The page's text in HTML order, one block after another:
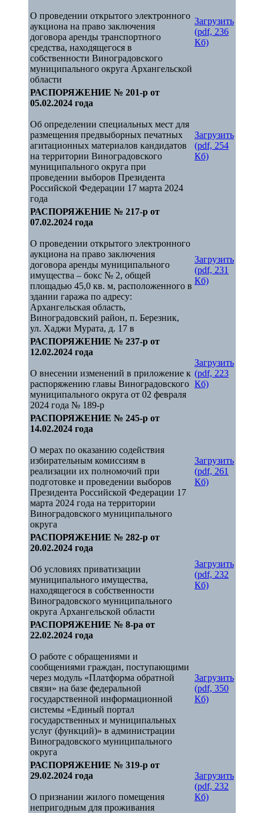
О проведении открытого электронного
аукциона на право заключения
договора аренды транспортного
средства, находящегося в
собственности Виноградовского
муниципального округа Архангельской
области
Загрузить
(pdf, 236
Кб)
РАСПОРЯЖЕНИЕ № 201-р от
05.02.2024 года
Об определении специальных мест для
размещения предвыборных печатных
агитационных материалов кандидатов
на территории Виноградовского
муниципального округа при
проведении выборов Президента
Российской Федерации 17 марта 2024
года
Загрузить
(pdf, 254
Кб)
РАСПОРЯЖЕНИЕ № 217-р от
07.02.2024 года
О проведении открытого электронного
аукциона на право заключения
договора аренды муниципального
имущества – бокс № 2, общей
площадью 45,0 кв. м, расположенного в
здании гаража по адресу:
Архангельская область,
Виноградовский район, п. Березник,
ул. Хаджи Мурата, д. 17 в
Загрузить
(pdf, 231
Кб)
РАСПОРЯЖЕНИЕ № 237-р от
12.02.2024 года
О внесении изменений в приложение к
распоряжению главы Виноградовского
муниципального округа от 02 февраля
2024 года № 189-р
Загрузить
(pdf, 223
Кб)
РАСПОРЯЖЕНИЕ № 245-р от
14.02.2024 года
О мерах по оказанию содействия
избирательным комиссиям в
реализации их полномочий при
подготовке и проведении выборов
Президента Российской Федерации 17
марта 2024 года на территории
Виноградовского муниципального
округа
Загрузить
(pdf, 261
Кб)
РАСПОРЯЖЕНИЕ № 282-р от
20.02.2024 года
Об условиях приватизации
муниципального имущества,
находящегося в собственности
Виноградовского муниципального
округа Архангельской области
Загрузить
(pdf, 232
Кб)
РАСПОРЯЖЕНИЕ № 8-ра от
22.02.2024 года
О работе с обращениями и
сообщениями граждан, поступающими
через модуль «Платформа обратной
связи» на базе федеральной
государственной информационной
системы «Единый портал
государственных и муниципальных
услуг (функций)» в администрации
Виноградовского муниципального
округа
Загрузить
(pdf, 350
Кб)
РАСПОРЯЖЕНИЕ № 319-р от
29.02.2024 года
О признании жилого помещения
непригодным для проживания
Загрузить
(pdf, 232
Кб)